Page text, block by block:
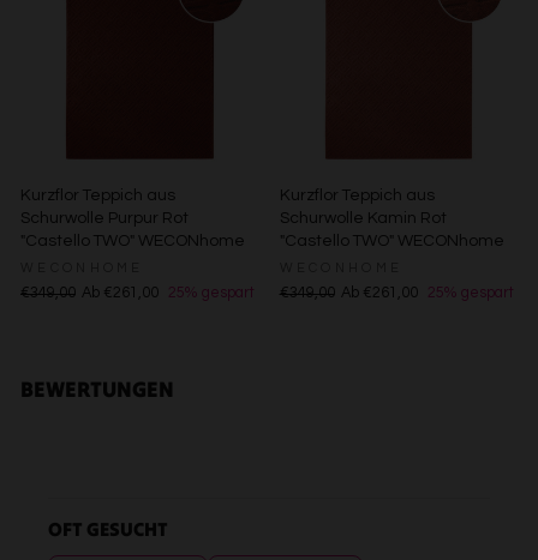
Kurzflor Teppich aus
Schurwolle Purpur Rot
"Castello TWO" WECONhome
€349,00 Ab €261,00 25% gespart
Kurzflor Teppich aus
Schurwolle Kamin Rot
"Castello TWO" WECONhome
€349,00 Ab €261,00 25% gespart
BEWERTUNGEN
OFT GESUCHT
Besondere Features: